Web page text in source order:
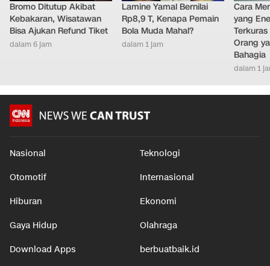
Bromo Ditutup Akibat
Kebakaran, Wisatawan
Bisa Ajukan Refund Tiket
dalam 6 jam
Lamine Yamal Bernilai
Rp8,9 T, Kenapa Pemain
Bola Muda Mahal?
dalam 1 jam
Cara
yang
Orang
Bahagia
dalam 1
Nasional Teknologi
Otomotif Internasional
Hiburan Ekonomi
Gaya Hidup Olahraga
Download Apps berbuatbaik.id